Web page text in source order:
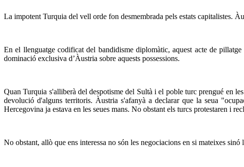
La impotent Turquia del vell orde fon desmembrada pels estats capitalistes.
En el llenguatge codificat del bandidisme diplomàtic, aquest acte de
dominació exclusiva d’Àustria sobre aquests possessions.
Quan Turquia s'alliberà del despotisme del Sultà i el poble turc prengué en
devolució d'alguns territoris. Àustria s'afanyà a declarar que la seua
Hercegovina ja estava en les seues mans. No obstant els turcs protestaren i
No obstant, allò que ens interessa no són les negociacions en si mateixes